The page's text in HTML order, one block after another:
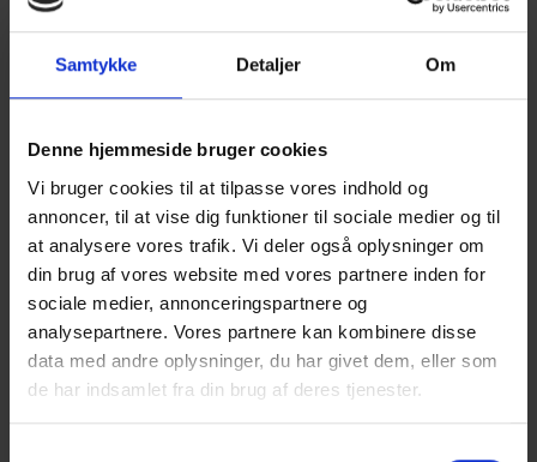
Samtykke Detaljer Om
Denne hjemmeside bruger cookies
Vi bruger cookies til at tilpasse vores indhold og
annoncer, til at vise dig funktioner til sociale medier og til
at analysere vores trafik. Vi deler også oplysninger om
din brug af vores website med vores partnere inden for
sociale medier, annonceringspartnere og
analysepartnere. Vores partnere kan kombinere disse
data med andre oplysninger, du har givet dem, eller som
de har indsamlet fra din brug af deres tjenester.
Show larger version Show larger version
Show larger version Show larger version
Show larger version Show larger version